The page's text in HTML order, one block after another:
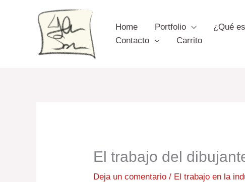
Home Portfolio ¿Qué
Contacto
Carrito
El trabajo del
Deja un comentario / El trabajo en la